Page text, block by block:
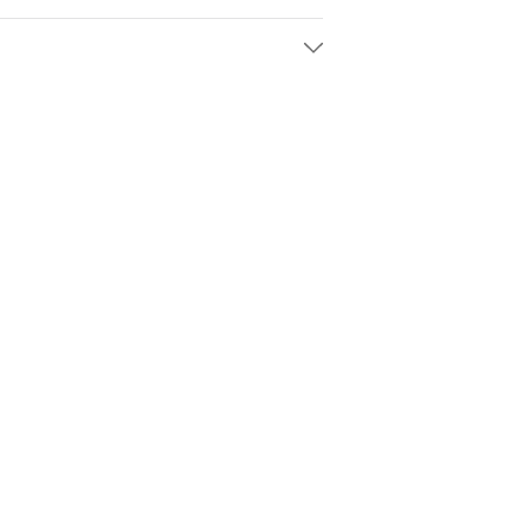
отлично впишется в любой
до современного. Идеальная